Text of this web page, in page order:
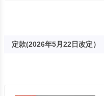
定款(2026年5月22日改定）